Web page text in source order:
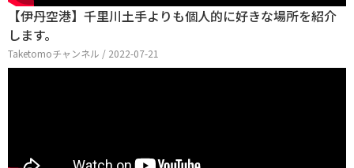
【伊丹空港】千里川土手よりも個人的に好きな場所を紹介
します。
Taketomoチャンネル / 2022-07-21